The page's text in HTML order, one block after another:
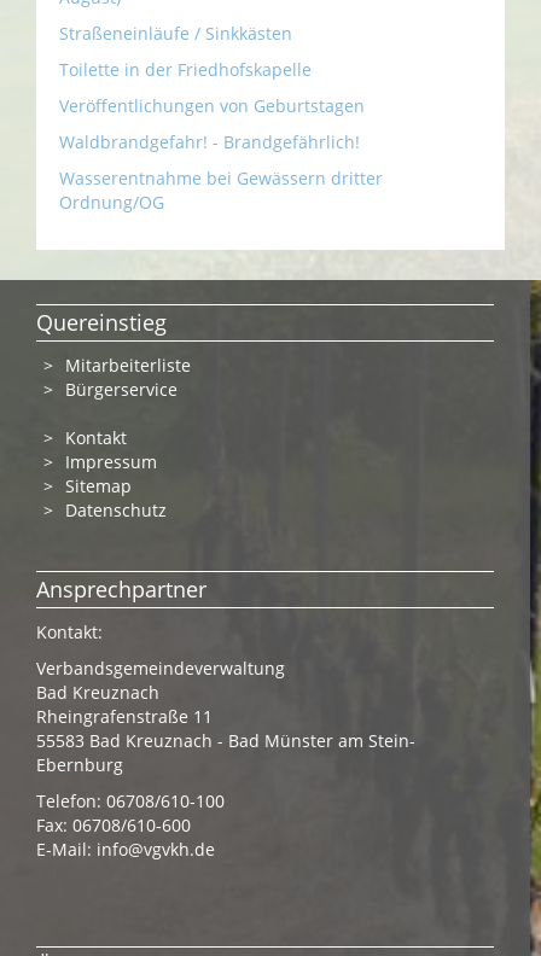
Straßeneinläufe / Sinkkästen
Toilette in der Friedhofskapelle
Veröffentlichungen von Geburtstagen
Waldbrandgefahr! - Brandgefährlich!
Wasserentnahme bei Gewässern dritter
Ordnung/OG
Quereinstieg
Mitarbeiterliste
Bürgerservice
Kontakt
Impressum
Sitemap
Datenschutz
Ansprechpartner
Kontakt:
Verbandsgemeindeverwaltung
Bad Kreuznach
Rheingrafenstraße 11
55583 Bad Kreuznach - Bad Münster am Stein-
Ebernburg
Telefon: 06708/610-100
Fax: 06708/610-600
E-Mail: info@vgvkh.de